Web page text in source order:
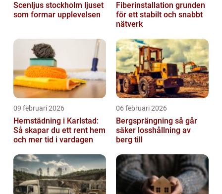
Scenljus stockholm ljuset
som formar upplevelsen
Fiberinstallation grunden
för ett stabilt och snabbt
nätverk
09 februari 2026
Hemstädning i Karlstad:
Så skapar du ett rent hem
och mer tid i vardagen
06 februari 2026
Bergsprängning så går
säker losshållning av
berg till